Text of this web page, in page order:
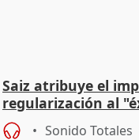
Saiz atribuye el
regularización al
Sonido Totales